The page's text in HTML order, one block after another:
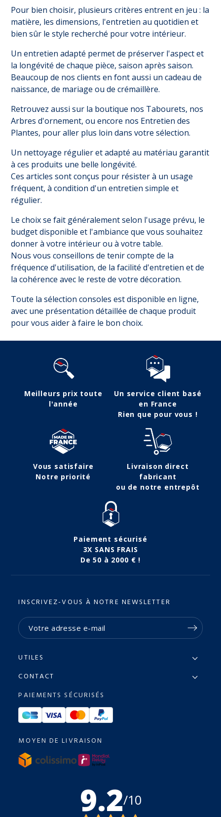
Pour bien choisir, plusieurs critères entrent en jeu : la
matière, les dimensions, l'entretien au quotidien et
bien sûr le style recherché pour votre intérieur.
Un entretien adapté permet de préserver l'aspect et
la longévité de chaque pièce, saison après saison.
Beaucoup de nos clients en font aussi un cadeau de
naissance, de mariage ou de crémaillère.
Retrouvez aussi sur la boutique nos Tabourets, nos
Arbres d'ornement, ou encore nos Entretien des
Plantes, pour aller plus loin dans votre sélection.
Un nettoyage régulier et adapté au matériau garantit
à ces produits une belle longévité.
Ces articles sont conçus pour résister à un usage
fréquent, à condition d'un entretien simple et
régulier.
Le choix se fait généralement selon l'usage prévu, le
budget disponible et l'ambiance que vous souhaitez
donner à votre intérieur ou à votre table.
Nous vous conseillons de tenir compte de la
fréquence d'utilisation, de la facilité d'entretien et de
la cohérence avec le reste de votre décoration.
Toute la sélection consoles est disponible en ligne,
avec une présentation détaillée de chaque produit
pour vous aider à faire le bon choix.
Meilleurs prix toute
l'année
Un service client basé
en France
Rien que pour vous !
Vous satisfaire
Notre priorité
Livraison direct
fabricant
ou de notre entrepôt
Paiement sécurisé
3X SANS FRAIS
De 50 à 2000 € !
INSCRIVEZ-VOUS À NOTRE NEWSLETTER
UTILES
CONTACT
PAIEMENTS SÉCURISÉS
MOYEN DE LIVRAISON
9.2/10